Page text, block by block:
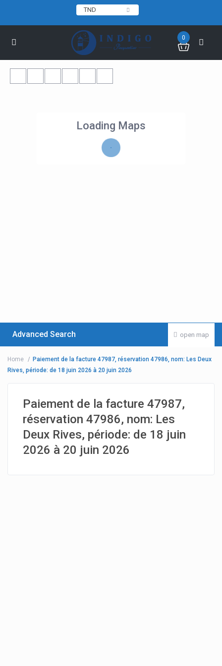
TND
0
Loading Maps
open map
Advanced Search
Home
Paiement de la facture 47987, réservation 47986, nom: Les Deux
Rives, période: de 18 juin 2026 à 20 juin 2026
Paiement de la facture 47987,
réservation 47986, nom: Les
Deux Rives, période: de 18 juin
2026 à 20 juin 2026